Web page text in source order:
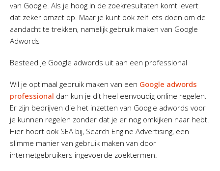
van Google. Als je hoog in de zoekresultaten komt levert
dat zeker omzet op. Maar je kunt ook zelf iets doen om de
aandacht te trekken, namelijk gebruik maken van Google
Adwords
Besteed je Google adwords uit aan een professional
Wil je optimaal gebruik maken van een Google adwords
professional dan kun je dit heel eenvoudig online regelen.
Er zijn bedrijven die het inzetten van Google adwords voor
je kunnen regelen zonder dat je er nog omkijken naar hebt.
Hier hoort ook SEA bij, Search Engine Advertising, een
slimme manier van gebruik maken van door
internetgebruikers ingevoerde zoektermen.